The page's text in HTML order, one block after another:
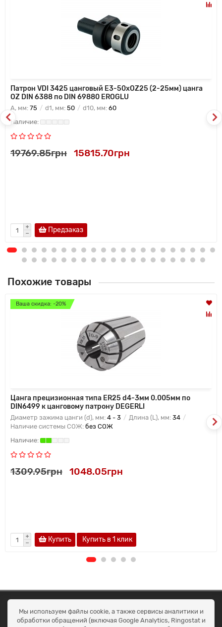
Патрон VDI 3425 цанговый E3-50xOZ25 (2-25мм) цанга
OZ DIN 6388 по DIN 69880 EROGLU
A, мм: 75 d1, мм: 50 d10, мм: 60
19769.85грн 15815.70грн
Предзаказ
Похожие товары
Ваша скидка: -20%
Цанга прецизионная типа ER25 d4-3мм 0.005мм по
DIN6499 к цанговому патрону DEGERLI
Диаметр зажима цанги (d), мм: 4 - 3 Длина (L), мм: 34
Наличие системы СОЖ: без СОЖ
1309.95грн 1048.05грн
Купить Купить в 1 клик
ОКЕАН ТРЕЙД
Договір публичної оферти
Доставка та оплата
Мы используем файлы cookie, а также сервисы аналитики и
обработки обращений (включая Google Analytics, Ringostat и